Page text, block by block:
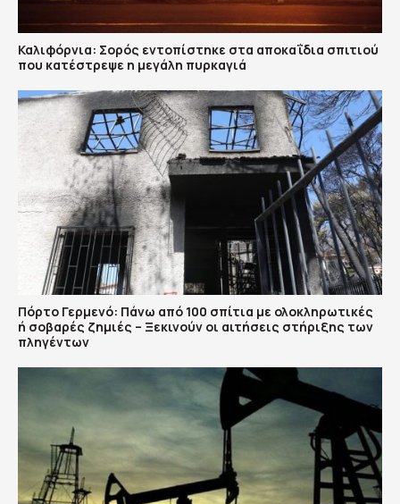
Καλιφόρνια: Σορός εντοπίστηκε στα αποκαΐδια σπιτιού
που κατέστρεψε η μεγάλη πυρκαγιά
Πόρτο Γερμενό: Πάνω από 100 σπίτια με ολοκληρωτικές
ή σοβαρές ζημιές – Ξεκινούν οι αιτήσεις στήριξης των
πληγέντων